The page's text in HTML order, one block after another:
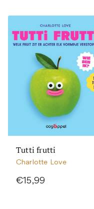
Tutti frutti
Charlotte Love
€15,99